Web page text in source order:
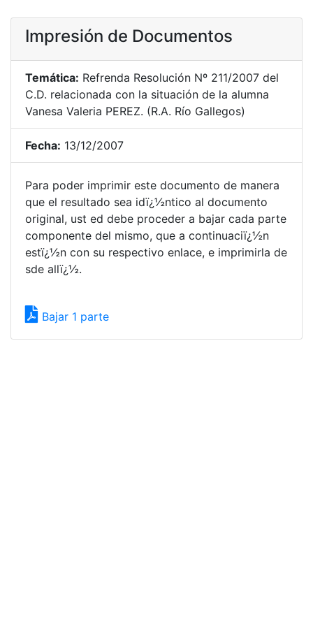
Impresión de Documentos
Temática: Refrenda Resolución Nº 211/2007 del
C.D. relacionada con la situación de la alumna
Vanesa Valeria PEREZ. (R.A. Río Gallegos)
Fecha: 13/12/2007
Para poder imprimir este documento de manera
que el resultado sea idï¿½ntico al documento
original, ust ed debe proceder a bajar cada parte
componente del mismo, que a continuaciï¿½n
estï¿½n con su respectivo enlace, e imprimirla de
sde allï¿½.
Bajar 1 parte